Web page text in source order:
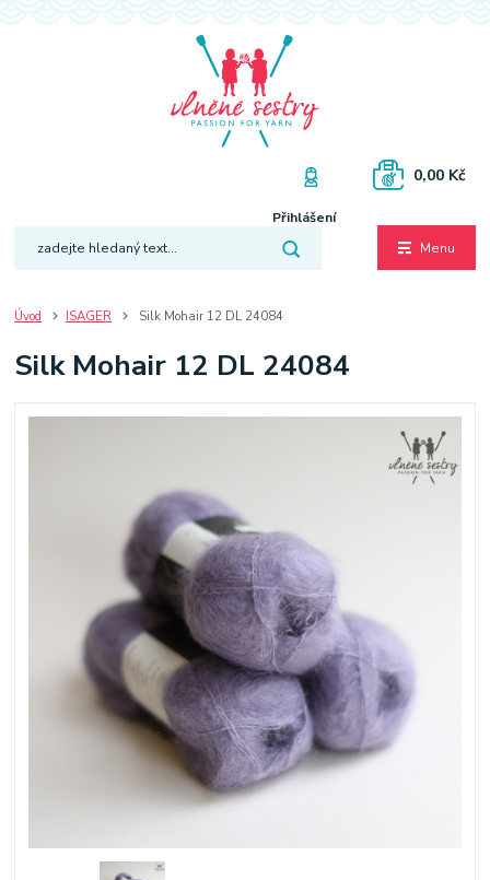
Menu
Přihlášení
0,00 Kč
Úvod ISAGER Silk Mohair 12 DL 24084
Silk Mohair 12 DL 24084